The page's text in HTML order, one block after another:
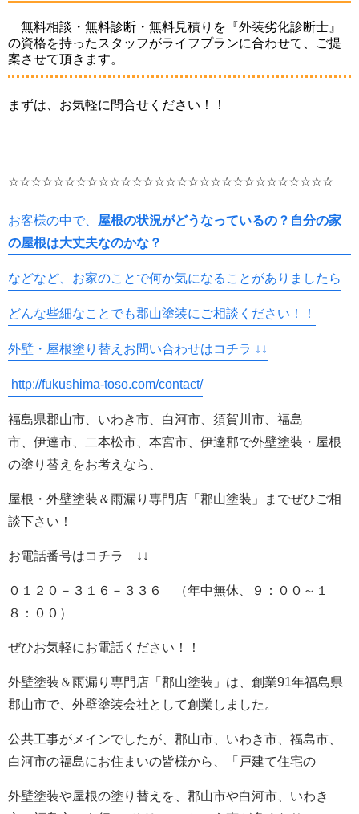
無料相談・無料診断・無料見積りを『外装劣化診断士』
の資格を持ったスタッフがライフプランに合わせて、ご提
案させて頂きます。
まずは、お気軽に問合せください！！
☆☆☆☆☆☆☆☆☆☆☆☆☆☆☆☆☆☆☆☆☆☆☆☆☆☆☆☆☆
お客様の中で、 屋根の状況がどうなっているの？自分の家
の屋根は大丈夫なのかな？
などなど、お家のことで何か気になることがありましたら
どんな些細なことでも郡山塗装にご相談ください！！
外壁・屋根塗り替えお問い合わせはコチラ ↓↓
http://fukushima-toso.com/contact/
福島県郡山市、いわき市、白河市、須賀川市、福島
市、伊達市、二本松市、本宮市、伊達郡で外壁塗装・屋根
の塗り替えをお考えなら、
屋根・外壁塗装＆雨漏り専門店「郡山塗装」までぜひご相
談下さい！
お電話番号はコチラ ↓↓
０１２０－３１６－３３６ （年中無休、９：００～１
８：００）
ぜひお気軽にお電話ください！！
外壁塗装＆雨漏り専門店「郡山塗装」は、創業91年福島県
郡山市で、外壁塗装会社として創業しました。
公共工事がメインでしたが、郡山市、いわき市、福島市、
白河市の福島にお住まいの皆様から、「戸建て住宅の
外壁塗装や屋根の塗り替えを、郡山市や白河市、いわき